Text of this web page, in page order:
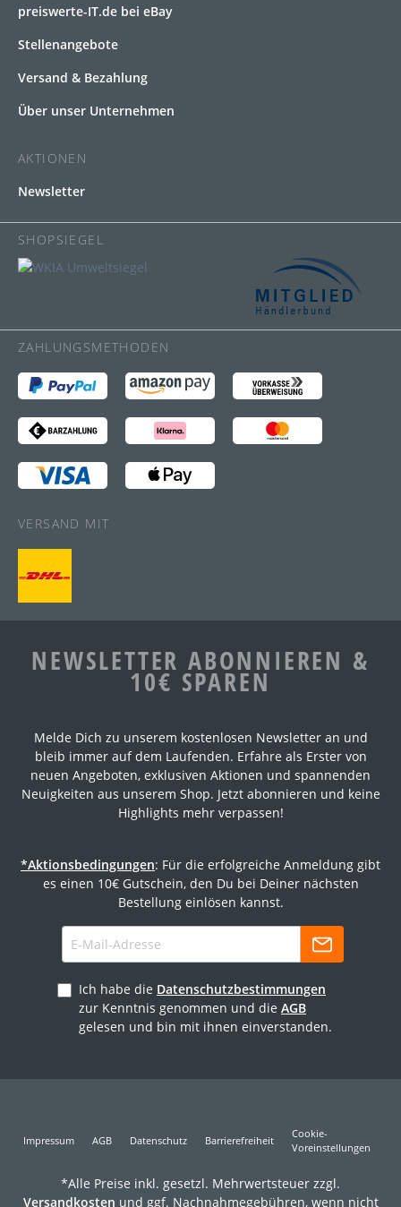
preiswerte-IT.de bei eBay
Stellenangebote
Versand & Bezahlung
Über unser Unternehmen
AKTIONEN
Newsletter
SHOPSIEGEL
ZAHLUNGSMETHODEN
VERSAND MIT
NEWSLETTER ABONNIEREN &
10€ SPAREN
Melde Dich zu unserem kostenlosen Newsletter an und
bleib immer auf dem Laufenden. Erfahre als Erster von
neuen Angeboten, exklusiven Aktionen und spannenden
Neuigkeiten aus unserem Shop. Jetzt abonnieren und keine
Highlights mehr verpassen!
*Aktionsbedingungen: Für die erfolgreiche Anmeldung gibt
es einen 10€ Gutschein, den Du bei Deiner nächsten
Bestellung einlösen kannst.
Ich habe die Datenschutzbestimmungen
zur Kenntnis genommen und die AGB
gelesen und bin mit ihnen einverstanden.
Impressum AGB Datenschutz Barrierefreiheit
Cookie-
Voreinstellungen
*Alle Preise inkl. gesetzl. Mehrwertsteuer zzgl.
Versandkosten und ggf. Nachnahmegebühren, wenn nicht